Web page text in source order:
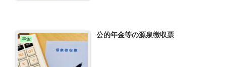
年金 公的年金等の源泉徴収票